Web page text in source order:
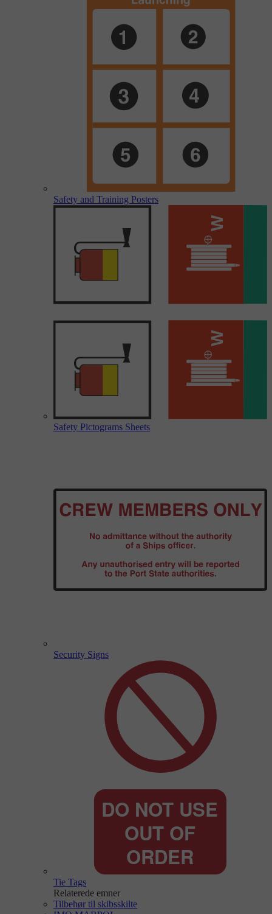
Safety and Training Posters
Safety Pictograms Sheets
Security Signs
Tie Tags
Relaterede emner
Tilbehør til skibsskilte